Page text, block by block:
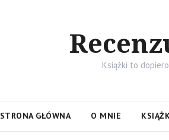
Książki to
STRONA GŁÓWNA O MNIE